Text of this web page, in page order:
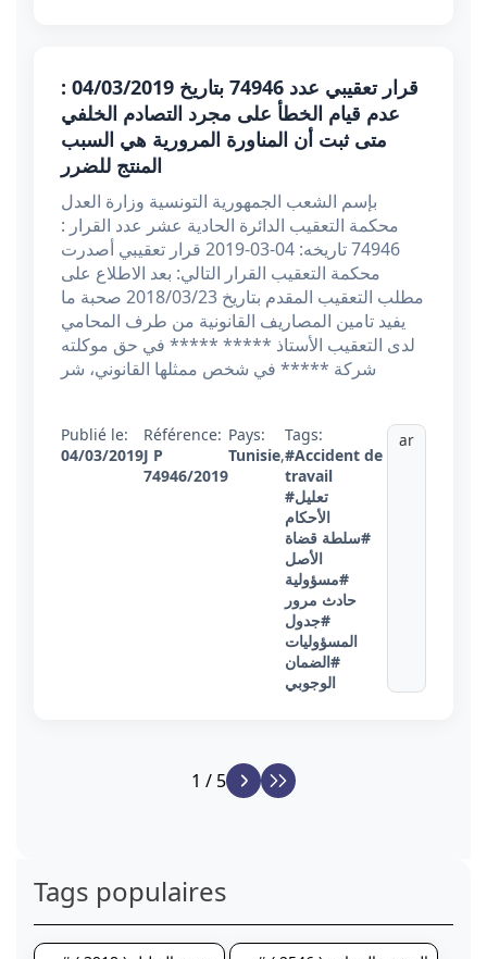
قرار تعقيبي عدد 74946 بتاريخ 04/03/2019 :
عدم قيام الخطأ على مجرد التصادم الخلفي
متى ثبت أن المناورة المرورية هي السبب
المنتج للضرر
بإسم الشعب الجمهورية التونسية وزارة العدل
محكمة التعقيب الدائرة الحادية عشر عدد القرار :
74946 تاريخه: 04-03-2019 قرار تعقيبي أصدرت
محكمة التعقيب القرار التالي: بعد الاطلاع على
مطلب التعقيب المقدم بتاريخ 2018/03/23 صحبة ما
يفيد تامين المصاريف القانونية من طرف المحامي
لدى التعقيب الأستاذ ***** ***** في حق موكلته
شركة ***** في شخص ممثلها القانوني، شر
Publié le:
04/03/2019
Référence:
J P
74946/2019
Pays:
Tunisie,
Tags:
#Accident de
travail
#تعليل
الأحكام
#سلطة قضاة
الأصل
#مسؤولية
حادث مرور
#جدول
المسؤوليات
#الضمان
الوجوبي
ar
1 / 5
Tags populaires